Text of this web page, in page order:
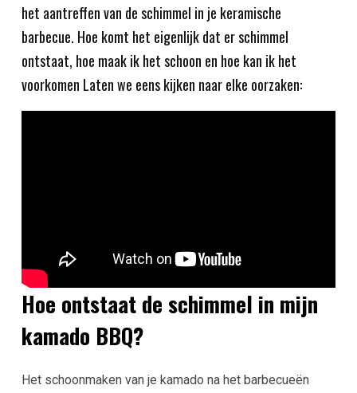
het aantreffen van de schimmel in je keramische
barbecue. Hoe komt het eigenlijk dat er schimmel
ontstaat, hoe maak ik het schoon en hoe kan ik het
voorkomen Laten we eens kijken naar elke oorzaken:
Hoe ontstaat de schimmel in mijn
kamado BBQ?
Het schoonmaken van je kamado na het barbecueën